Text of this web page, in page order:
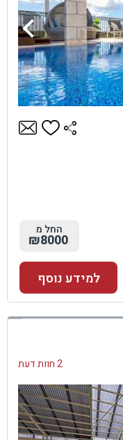
החל מ
₪8000
למידע נוסף
2 חוות דעת